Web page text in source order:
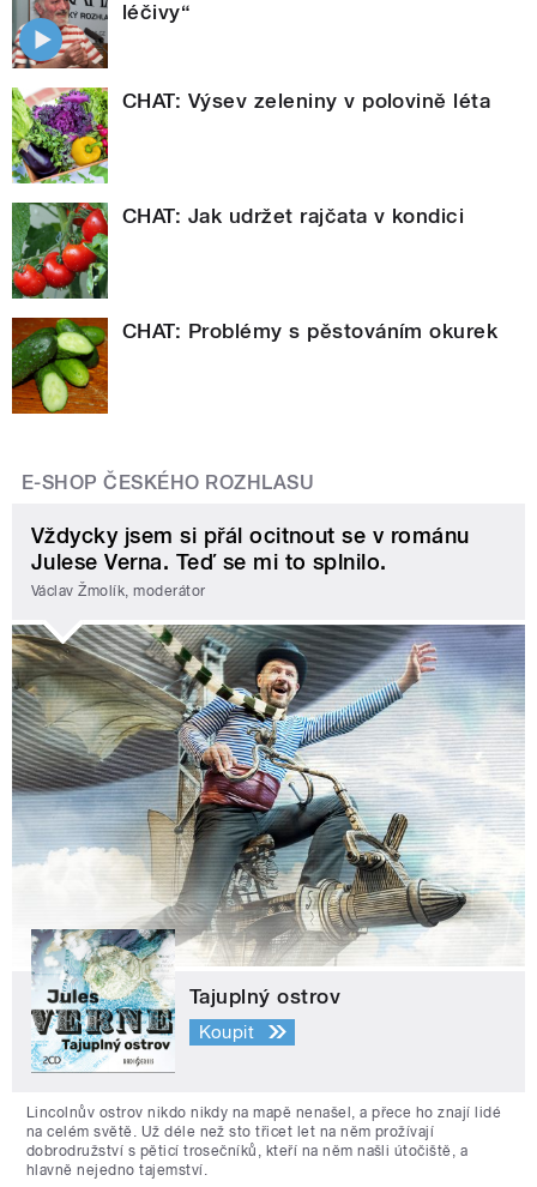
léčivy“
CHAT: Výsev zeleniny v polovině léta
CHAT: Jak udržet rajčata v kondici
CHAT: Problémy s pěstováním okurek
E-SHOP ČESKÉHO ROZHLASU
Vždycky jsem si přál ocitnout se v románu
Julese Verna. Teď se mi to splnilo.
Václav Žmolík, moderátor
Tajuplný ostrov
Koupit
Lincolnův ostrov nikdo nikdy na mapě nenašel, a přece ho znají lidé
na celém světě. Už déle než sto třicet let na něm prožívají
dobrodružství s pěticí trosečníků, kteří na něm našli útočiště, a
hlavně nejedno tajemství.